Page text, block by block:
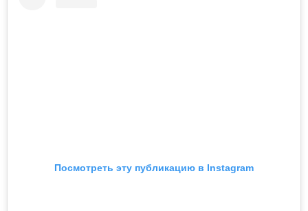
Посмотреть эту публикацию в Instagram